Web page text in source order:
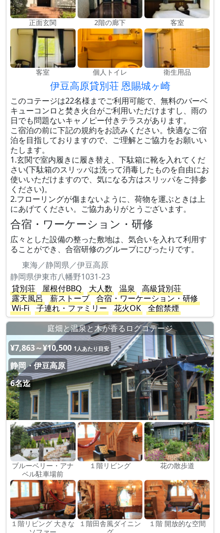
正面玄関 2階の廊下 客室
客室 個人トイレ 衛生用品
伊豆高原貸別荘 恩賜城ヶ崎
このコテージは22名様までご利用可能で、無料のバーベ
キューコンロと焚き火台がご利用いただけますし、雨の
日でも問題ないキャノピー付きテラスがあります。
こ宿泊の前に下記の規約をお読みください。快適なご宿
泊を目指しておりますので、ご理解とご協力をお願いい
たします。
1.玄関で室内履きに履き替え、下駄箱に靴を入れてくだ
さい(下駄箱のスリッパは洗って消毒したものを自由にお
使いいただけますので、気になる方はスリッパをご持参
ください)。
2.フローリングが傷まないように、荷物を運ぶときは上
にあげてください。ご協力ありがとうございます。
合宿・ワーケーション・研修
広々とした設備の整った敷地は、気合いを入れて利用す
ることができ、合宿研修のグループにぴったりです。
東海／静岡県／伊豆高原
静岡県伊東市八幡野1031-23
貸別荘
屋根付BBQ 大人数 温泉
高級貸別荘
露天風呂
薪ストーブ
合宿・ワーケーション・研修
Wi-Fi
子連れ・ファミリー 花火OK
全館禁煙
庭畑と温泉と木が香るログコテージ
¥7,863～¥10,500 1人あたり目安
静岡・伊豆高原
6名迄
ブルーベリー・アナ
ベル駐車場前
１階リビング 花の散歩道
１階リビング 大きな
１階田舎風ダイニン
１階 開放的な空間